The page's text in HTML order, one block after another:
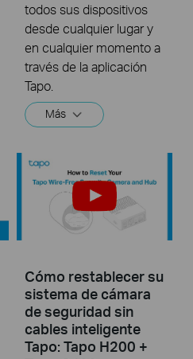
todos sus dispositivos
desde cualquier lugar y
en cualquier momento a
través de la aplicación
Tapo.
Más
Cómo restablecer su
sistema de cámara
de seguridad sin
cables inteligente
Tapo: Tapo H200 +